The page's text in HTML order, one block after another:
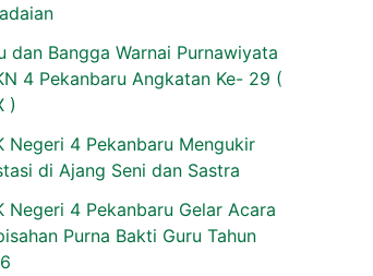
dan Bangga Warnai Purnawiyata
4 Pekanbaru Angkatan Ke- 29 (
)
Negeri 4 Pekanbaru Mengukir
di Ajang Seni dan Sastra
Negeri 4 Pekanbaru Gelar Acara
Purna Bakti Guru Tahun